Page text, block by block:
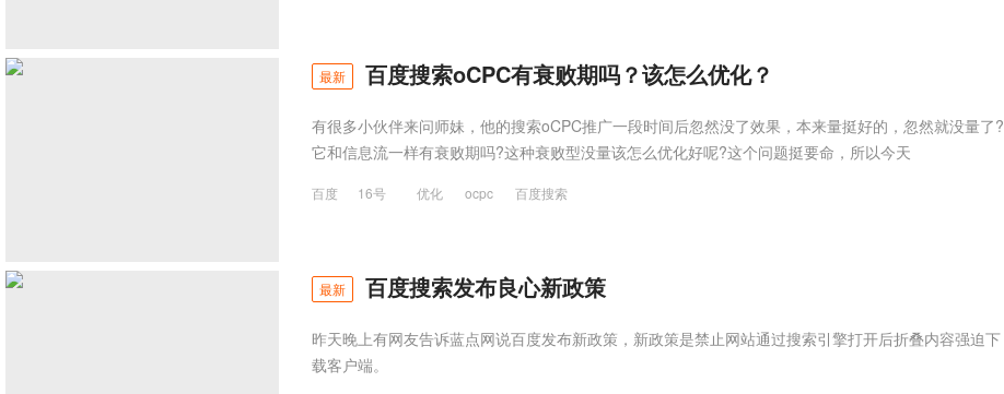
最新 百度搜索oCPC有衰败期吗？该怎么优化？
有很多小伙伴来问师妹，他的搜索oCPC推广一段时间后忽然没了效果，本来量挺好的，忽然就没量了?
它和信息流一样有衰败期吗?这种衰败型没量该怎么优化好呢?这个问题挺要命，所以今天
百度 16号 优化 ocpc 百度搜索
最新 百度搜索发布良心新政策
昨天晚上有网友告诉蓝点网说百度发布新政策，新政策是禁止网站通过搜索引擎打开后折叠内容强迫下
载客户端。